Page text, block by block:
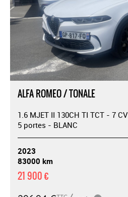
ALFA ROMEO / TONALE
1.6 MJET II 130CH TI TCT - 7 CV
5 portes - BLANC
2023
83000 km
21 900 €